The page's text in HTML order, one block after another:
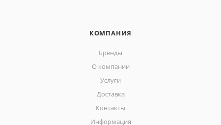
КОМПАНИЯ
Бренды
О компании
Услуги
Доставка
Контакты
Информация